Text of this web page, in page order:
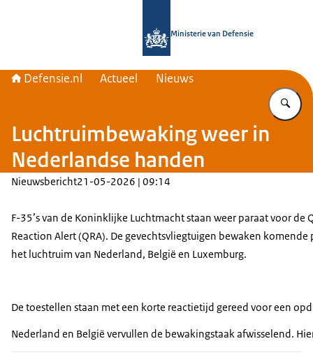
Ministerie van Defensie
Defensie.nl Actueel Nieuws
Luchtruimbewaking weer in
Nederlandse handen
Nieuwsbericht21-05-2026 | 09:14
F-35’s van de Koninklijke Luchtmacht staan weer paraat voor de
Reaction Alert(QRA). De gevechtsvliegtuigen bewaken komende
het luchtruim van Nederland, België en Luxemburg.
De toestellen staan met een korte reactietijd gereed voor een
Nederland en België vervullen de bewakingstaak afwisselend.